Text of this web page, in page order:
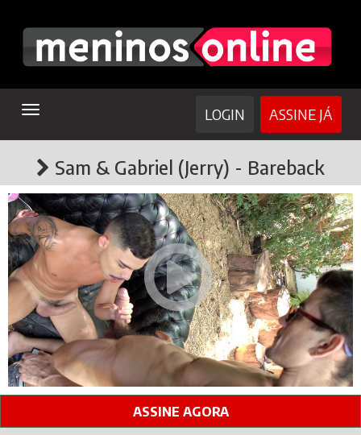
TOGGLE
ASSINE JÁ
LOGIN
Sam & Gabriel (Jerry) - Bareback
ASSINE AGORA